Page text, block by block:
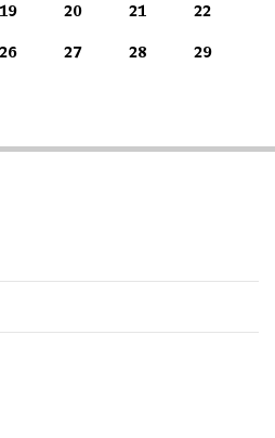
19 20 21 22
26 27 28 29